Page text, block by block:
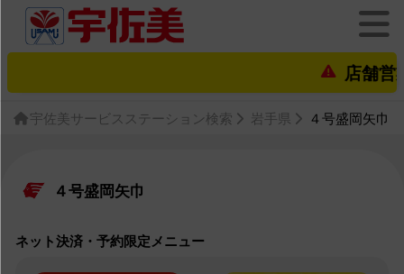
店舗営業状況
宇佐美サービスステーション検索 岩手県 ４号盛岡矢巾
４号盛岡矢巾
ネット決済・予約限定メニュー